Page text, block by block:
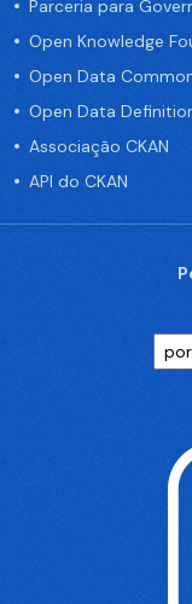
Parceria para
Open Knowledge
Open Data
Open Data
Associação CKAN
API do CKAN